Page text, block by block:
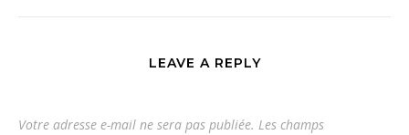
LEAVE A REPLY
Votre adresse e-mail ne sera pas publiée. Les champs